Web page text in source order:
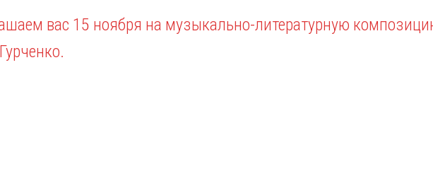
вас 15 ноября на музыкально-литературную